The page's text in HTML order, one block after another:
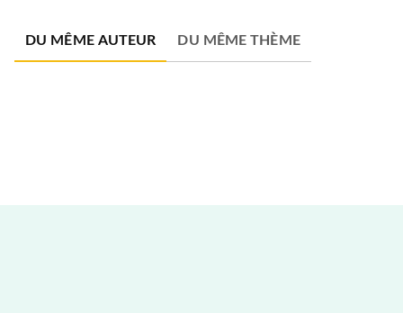
DU MÊME AUTEUR DU MÊME THÈME